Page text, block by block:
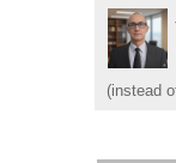
(instead